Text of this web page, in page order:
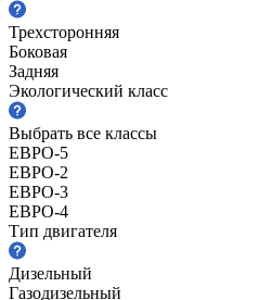
Трехсторонняя
Боковая
Задняя
Экологический класс
Выбрать все классы
ЕВРО-5
ЕВРО-2
ЕВРО-3
ЕВРО-4
Тип двигателя
Дизельный
Газодизельный